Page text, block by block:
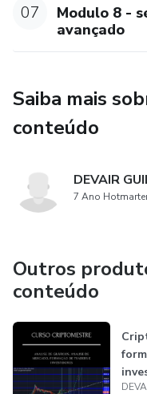
07
Modulo 8 -
avançado
Saiba mais
conteúdo
DEVAIR
7 Ano
Outros
conteúdo